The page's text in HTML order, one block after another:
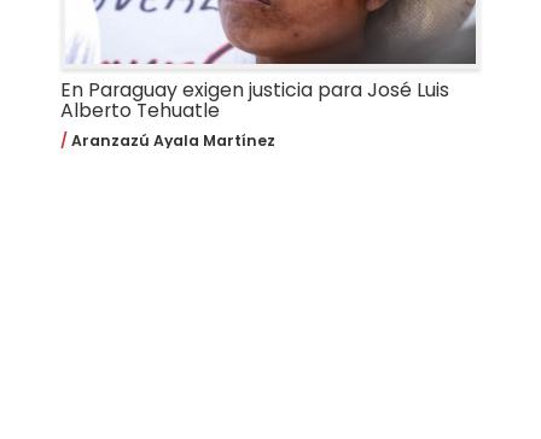
En Paraguay exigen justicia para José Luis
Alberto Tehuatle
Aranzazú Ayala Martínez